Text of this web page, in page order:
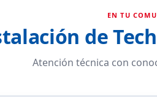
EN TU
de
Atención técnica con